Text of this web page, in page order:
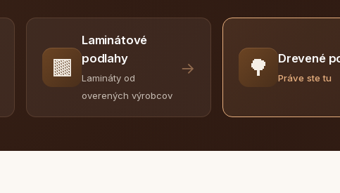
🟫
Laminátové
podlahy
Lamináty od
overených výrobcov
→ 🌳 Drevené
Práve ste tu